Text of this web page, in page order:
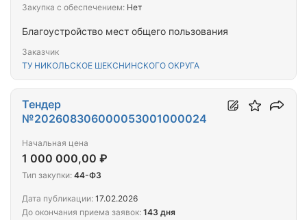
Благоустройство мест общего пользования
Заказчик
ТУ НИКОЛЬСКОЕ ШЕКСНИНСКОГО ОКРУГА
Закупка с обеспечением: Нет
Тендер
№202608306000053001000024
Начальная цена
1 000 000,00 ₽
Тип закупки: 44-ФЗ
Дата публикации: 17.02.2026
До окончания приема заявок: 143 дня